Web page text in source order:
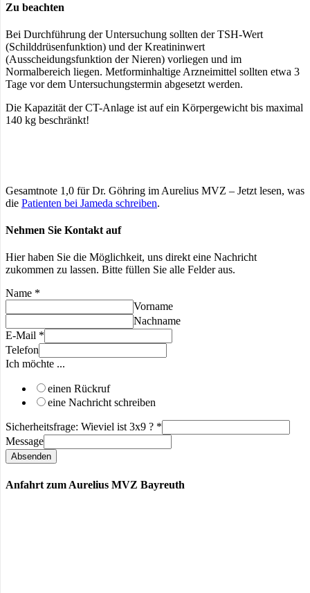
Zu beachten
Bei Durchführung der Untersuchung sollten der TSH-Wert
(Schilddrüsenfunktion) und der Kreatininwert
(Ausscheidungsfunktion der Nieren) vorliegen und im
Normalbereich liegen. Metforminhaltige Arzneimittel sollten etwa 3
Tage vor dem Untersuchungstermin abgesetzt werden.
Die Kapazität der CT-Anlage ist auf ein Körpergewicht bis maximal
140 kg beschränkt!
Gesamtnote 1,0 für Dr. Göhring im Aurelius MVZ – Jetzt lesen, was
die Patienten bei Jameda schreiben.
Nehmen Sie Kontakt auf
Hier haben Sie die Möglichkeit, uns direkt eine Nachricht
zukommen zu lassen. Bitte füllen Sie alle Felder aus.
Name *
Vorname
Nachname
E-Mail *
Telefon
Ich möchte ...
einen Rückruf
eine Nachricht schreiben
Sicherheitsfrage: Wieviel ist 3x9 ? *
Message
Absenden
Anfahrt zum Aurelius MVZ Bayreuth